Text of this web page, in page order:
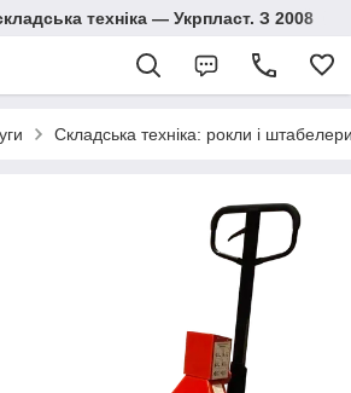
техніка — Укрпласт. З 2008
Складська техніка: рокли і